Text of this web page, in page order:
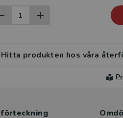
Hitta produkten hos våra